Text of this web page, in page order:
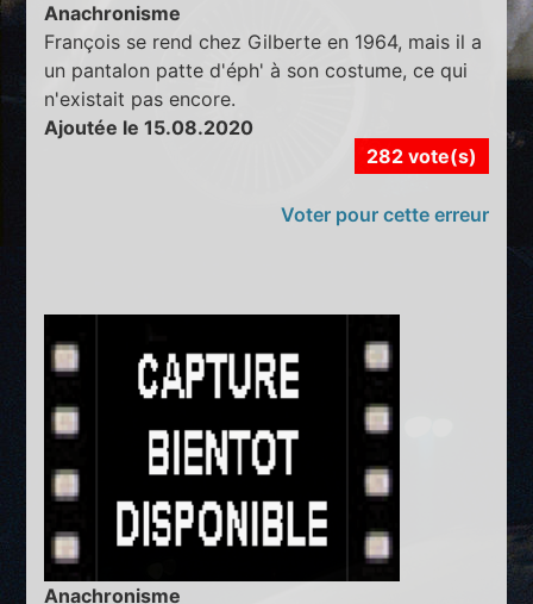
Anachronisme
François se rend chez Gilberte en 1964, mais il a
un pantalon patte d'éph' à son costume, ce qui
n'existait pas encore.
Ajoutée le 15.08.2020
282 vote(s)
Voter pour cette erreur
Anachronisme